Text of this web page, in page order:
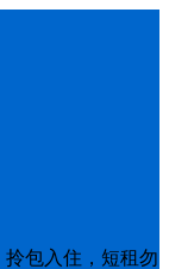
包入住，短租勿